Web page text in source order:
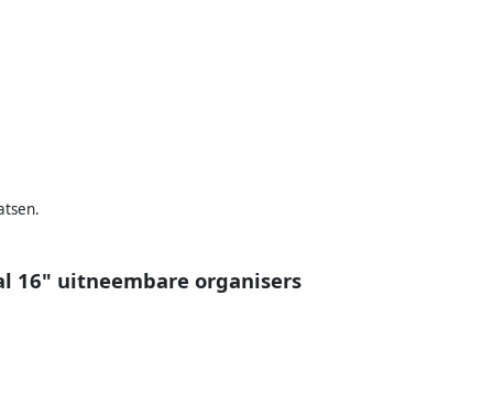
16" uitneembare organisers